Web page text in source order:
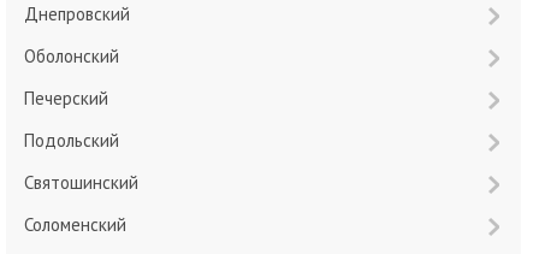
Днепровский
Оболонский
Печерский
Подольский
Святошинский
Соломенский